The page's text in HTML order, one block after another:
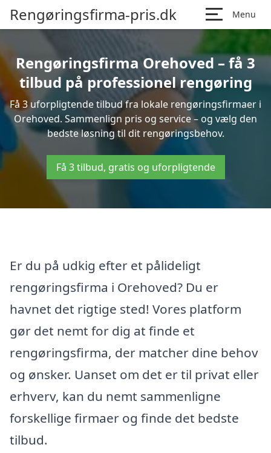
Rengøringsfirma-pris.dk Menu
Rengøringsfirma Orehoved – få 3
tilbud på professionel rengøring
Få 3 uforpligtende tilbud fra lokale rengøringsfirmaer i
Orehoved. Sammenlign pris og service – og vælg den
bedste løsning til dit rengøringsbehov.
Få 3 tilbud, gratis og uforpligtende
Er du på udkig efter et pålideligt
rengøringsfirma i Orehoved? Du er
havnet det rigtige sted! Vores platform
gør det nemt for dig at finde et
rengøringsfirma, der matcher dine behov
og ønsker. Uanset om det er til privat eller
erhverv, kan du nemt sammenligne
forskellige firmaer og finde det bedste
tilbud.